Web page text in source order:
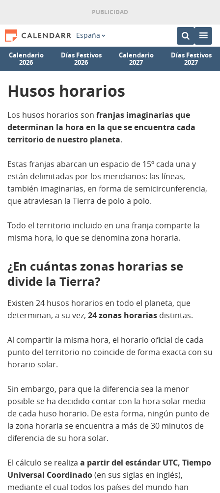
España
Calendario
2026
Días Festivos
2026
Calendario
2027
Días Festivos
2027
Husos horarios
Los husos horarios son franjas imaginarias que
determinan la hora en la que se encuentra cada
territorio de nuestro planeta.
Estas franjas abarcan un espacio de 15º cada una y
están delimitadas por los meridianos: las líneas,
también imaginarias, en forma de semicircunferencia,
que atraviesan la Tierra de polo a polo.
Todo el territorio incluido en una franja comparte la
misma hora, lo que se denomina zona horaria.
¿En cuántas zonas horarias se
divide la Tierra?
Existen 24 husos horarios en todo el planeta, que
determinan, a su vez, 24 zonas horarias distintas.
Al compartir la misma hora, el horario oficial de cada
punto del territorio no coincide de forma exacta con su
horario solar.
Sin embargo, para que la diferencia sea la menor
posible se ha decidido contar con la hora solar media
de cada huso horario. De esta forma, ningún punto de
la zona horaria se encuentra a más de 30 minutos de
diferencia de su hora solar.
El cálculo se realiza a partir del estándar UTC, Tiempo
Universal Coordinado(en sus siglas en inglés),
mediante el cual todos los países del mundo han